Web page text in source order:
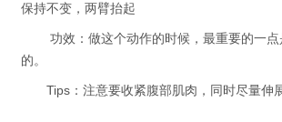
保持不变，两臂抬起
功效：做这个动作的时候，最重要的一点
的。
Tips：注意要收紧腹部肌肉，同时尽量伸展